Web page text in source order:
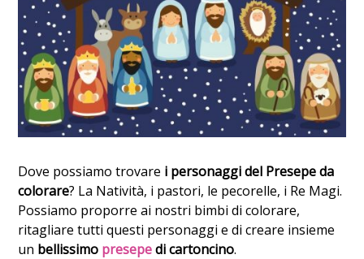
Dove possiamo trovare i personaggi del Presepe da
colorare? La Natività, i pastori, le pecorelle, i Re Magi.
Possiamo proporre ai nostri bimbi di colorare,
ritagliare tutti questi personaggi e di creare insieme
un bellissimo presepedi cartoncino.